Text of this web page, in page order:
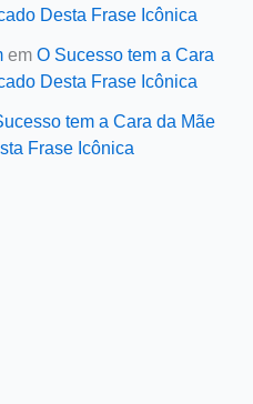
Desta Frase Icônica
em O Sucesso tem a Cara
Desta Frase Icônica
tem a Cara da Mãe
Frase Icônica